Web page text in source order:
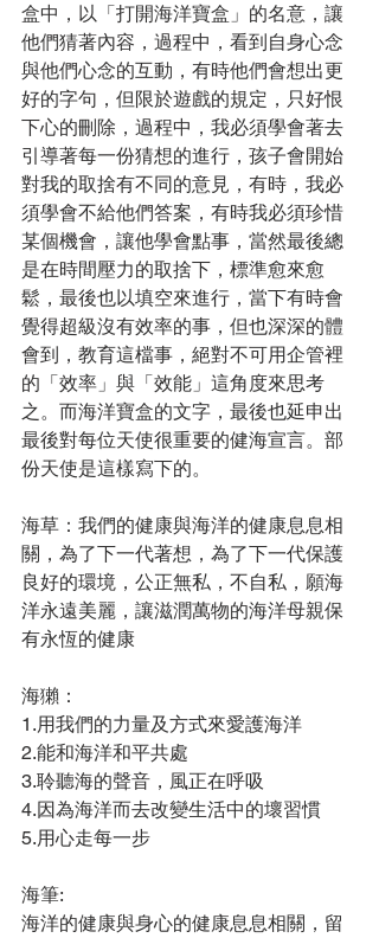
盒中，以「打開海洋寶盒」的名意，讓
他們猜著內容，過程中，看到自身心念
與他們心念的互動，有時他們會想出更
好的字句，但限於遊戲的規定，只好恨
下心的刪除，過程中，我必須學會著去
引導著每一份猜想的進行，孩子會開始
對我的取捨有不同的意見，有時，我必
須學會不給他們答案，有時我必須珍惜
某個機會，讓他學會點事，當然最後總
是在時間壓力的取捨下，標準愈來愈
鬆，最後也以填空來進行，當下有時會
覺得超級沒有效率的事，但也深深的體
會到，教育這檔事，絕對不可用企管裡
的「效率」與「效能」這角度來思考
之。而海洋寶盒的文字，最後也延申出
最後對每位天使很重要的健海宣言。部
份天使是這樣寫下的。
海草：我們的健康與海洋的健康息息相
關，為了下一代著想，為了下一代保護
良好的環境，公正無私，不自私，願海
洋永遠美麗，讓滋潤萬物的海洋母親保
有永恆的健康
海獺：
1.用我們的力量及方式來愛護海洋
2.能和海洋和平共處
3.聆聽海的聲音，風正在呼吸
4.因為海洋而去改變生活中的壞習慣
5.用心走每一步
海筆:
海洋的健康與身心的健康息息相關，留